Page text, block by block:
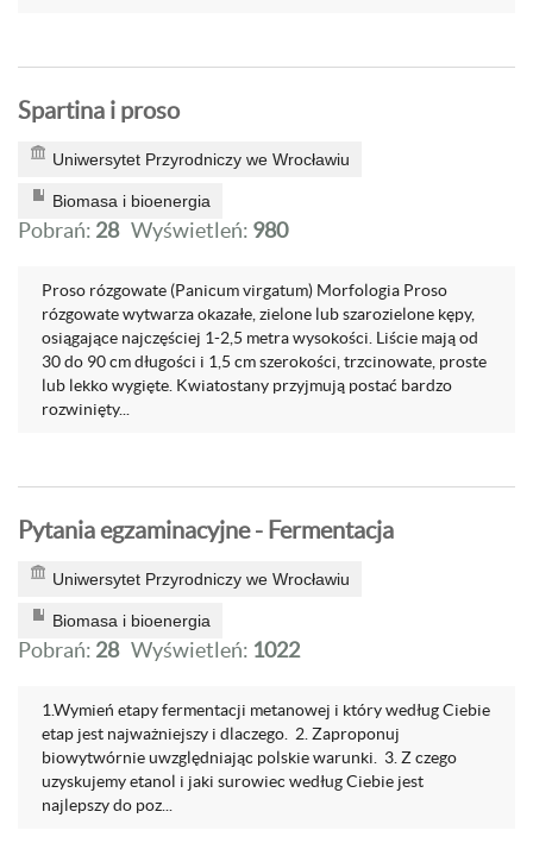
Spartina i proso
Uniwersytet Przyrodniczy we Wrocławiu
Biomasa i bioenergia
Pobrań: 28 Wyświetleń: 980
Proso rózgowate (Panicum virgatum) Morfologia Proso
rózgowate wytwarza okazałe, zielone lub szarozielone kępy,
osiągające najczęściej 1-2,5 metra wysokości. Liście mają od
30 do 90 cm długości i 1,5 cm szerokości, trzcinowate, proste
lub lekko wygięte. Kwiatostany przyjmują postać bardzo
rozwinięty...
Pytania egzaminacyjne - Fermentacja
Uniwersytet Przyrodniczy we Wrocławiu
Biomasa i bioenergia
Pobrań: 28 Wyświetleń: 1022
1.Wymień etapy fermentacji metanowej i który według Ciebie
etap jest najważniejszy i dlaczego. 2. Zaproponuj
biowytwórnie uwzględniając polskie warunki. 3. Z czego
uzyskujemy etanol i jaki surowiec według Ciebie jest
najlepszy do poz...